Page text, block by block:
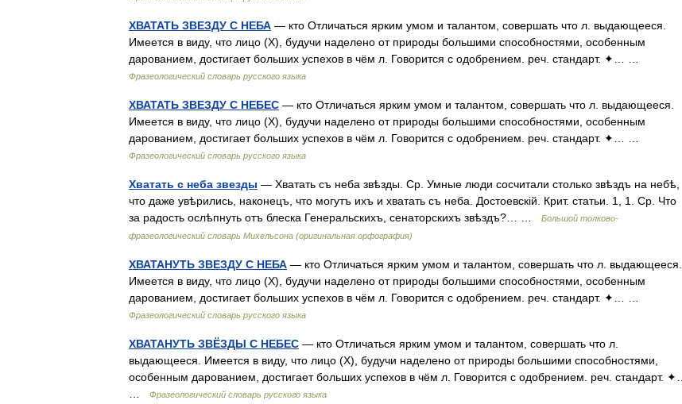
ХВАТАТЬ ЗВЕЗДУ С НЕБА — кто Отличаться ярким умом и талантом, совершать что л. выдающееся.
Имеется в виду, что лицо (Х), будучи наделено от природы большими способностями, особенным
дарованием, достигает больших успехов в чём л. Говорится с одобрением. реч. стандарт. ✦… …
Фразеологический словарь русского языка
ХВАТАТЬ ЗВЕЗДУ С НЕБЕС — кто Отличаться ярким умом и талантом, совершать что л. выдающееся.
Имеется в виду, что лицо (Х), будучи наделено от природы большими способностями, особенным
дарованием, достигает больших успехов в чём л. Говорится с одобрением. реч. стандарт. ✦… …
Фразеологический словарь русского языка
Хватать с неба звезды — Хватать съ неба звѣзды. Ср. Умные люди сосчитали столько звѣздъ на небѣ,
что даже увѣрились, наконецъ, что могутъ ихъ и хватать съ неба. Достоевскій. Крит. статьи. 1, 1. Ср. Что
за радость ослѣпнуть отъ блеска Генеральскихъ, сенаторскихъ звѣздъ?… …
Большой толково-
фразеологический словарь Михельсона (оригинальная орфография)
ХВАТАНУТЬ ЗВЕЗДУ С НЕБА — кто Отличаться ярким умом и талантом, совершать что л. выдающееся.
Имеется в виду, что лицо (Х), будучи наделено от природы большими способностями, особенным
дарованием, достигает больших успехов в чём л. Говорится с одобрением. реч. стандарт. ✦… …
Фразеологический словарь русского языка
ХВАТАНУТЬ ЗВЁЗДЫ С НЕБЕС — кто Отличаться ярким умом и талантом, совершать что л.
выдающееся. Имеется в виду, что лицо (Х), будучи наделено от природы большими способностями,
особенным дарованием, достигает больших успехов в чём л. Говорится с одобрением. реч. стандарт. ✦…
Фразеологический словарь русского языка